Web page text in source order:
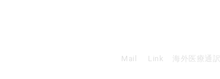
Mail Link 海外医療通訳